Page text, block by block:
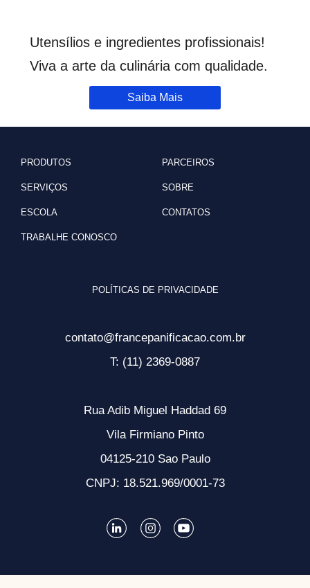
Utensílios e ingredientes profissionais!
Viva a arte da culinária com qualidade.
Saiba Mais
PRODUTOS
SERVIÇOS
ESCOLA
TRABALHE CONOSCO
PARCEIROS
SOBRE
CONTATOS
POLÍTICAS DE PRIVACIDADE
contato@francepanificacao.com.br
T: (11) 2369-0887
Rua Adib Miguel Haddad 69
Vila Firmiano Pinto
04125-210 Sao Paulo
CNPJ: 18.521.969/0001-73